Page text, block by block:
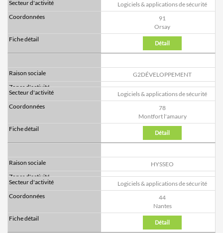
Logiciels & applications de sécurité
91
Orsay
Détail
G2DÉVELOPPEMENT
Logiciels & applications de sécurité
78
Montfort l'amaury
Détail
HYSSEO
Logiciels & applications de sécurité
44
Nantes
Détail